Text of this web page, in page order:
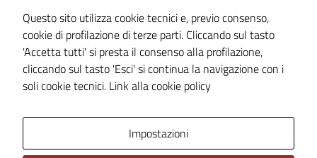
Cookie Policy
Note legali
Dichiarazione di accessibilità
Piano di miglioramento del sito
Questo sito utilizza cookie tecnici e, previo consenso,
cookie di profilazione di terze parti. Cliccando sul tasto
'Accetta tutti' si presta il consenso alla profilazione,
cliccando sul tasto 'Esci' si continua la navigazione con i
soli cookie tecnici. Link alla cookie policy
Impostazioni